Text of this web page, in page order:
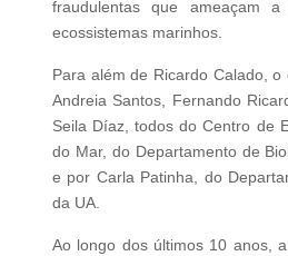
fraudulentas que ameaçam
ecossistemas marinhos.
Para além de Ricardo Calado,
Andreia Santos, Fernando
Seila Díaz, todos do Centro de
do Mar, do Departamento de
e por Carla Patinha, do
da UA.
Ao longo dos últimos 10 anos,